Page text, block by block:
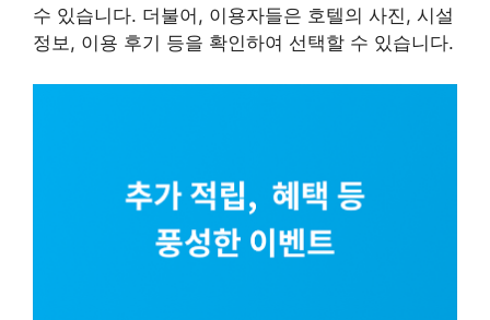
수 있습니다. 더불어, 이용자들은 호텔의 사진, 시설
정보, 이용 후기 등을 확인하여 선택할 수 있습니다.